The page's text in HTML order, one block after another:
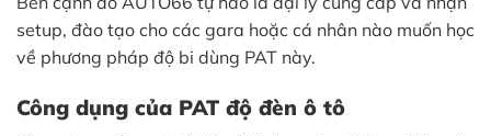
setup, đào tạo cho các gara hoặc cá nhân nào muốn học
về phương pháp độ bi dùng PAT này.
Công dụng của PAT độ đèn ô tô